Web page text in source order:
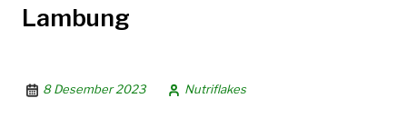
Lambung
8 Desember 2023 Nutriflakes